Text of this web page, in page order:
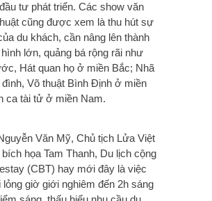
tư phát triển. Các show văn
cũng được xem là thu hút sự
du khách, cần nâng lên thành
lớn, quảng bá rộng rãi như
Hát quan họ ở miền Bắc; Nhã
đình, Võ thuật Bình Định ở miền
ca tài tử ở miền Nam.
Văn Mỹ, Chủ tịch Lửa Việt
họa Tam Thanh, Du lịch cộng
(CBT) hay mới đây là việc
lỏng giờ giới nghiêm đến 2h sáng